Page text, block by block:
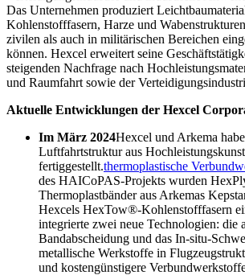
Das Unternehmen produziert
Kohlenstofffasern, Harze und
zivilen als auch in militärischen Bereichen
können. Hexcel erweitert seine
steigenden Nachfrage nach
und Raumfahrt sowie der
Aktuelle Entwicklungen der Hexcel
Im März 2024Hexcel und Arkema
Luftfahrtstruktur aus
fertiggestellt.thermoplastische
des HAICoPAS-Projekts wurden
Thermoplastbänder aus Arkemas
Hexcels HexTow®-Kohlenstofffasern
integrierte zwei neue Technologien: die
Bandabscheidung und das In-situ-
metallische Werkstoffe in
und kostengünstigere